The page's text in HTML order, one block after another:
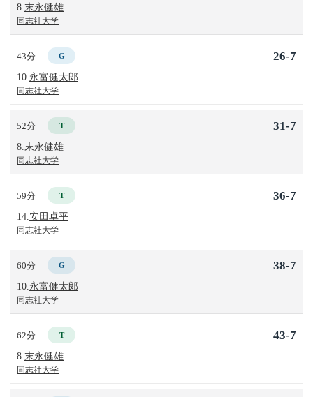
8. 末永健雄
同志社大学
43分 G
10. 永富健太郎
同志社大学
26-7
52分 T
8. 末永健雄
同志社大学
31-7
59分 T
14. 安田卓平
同志社大学
36-7
60分 G
10. 永富健太郎
同志社大学
38-7
62分 T
8. 末永健雄
同志社大学
43-7